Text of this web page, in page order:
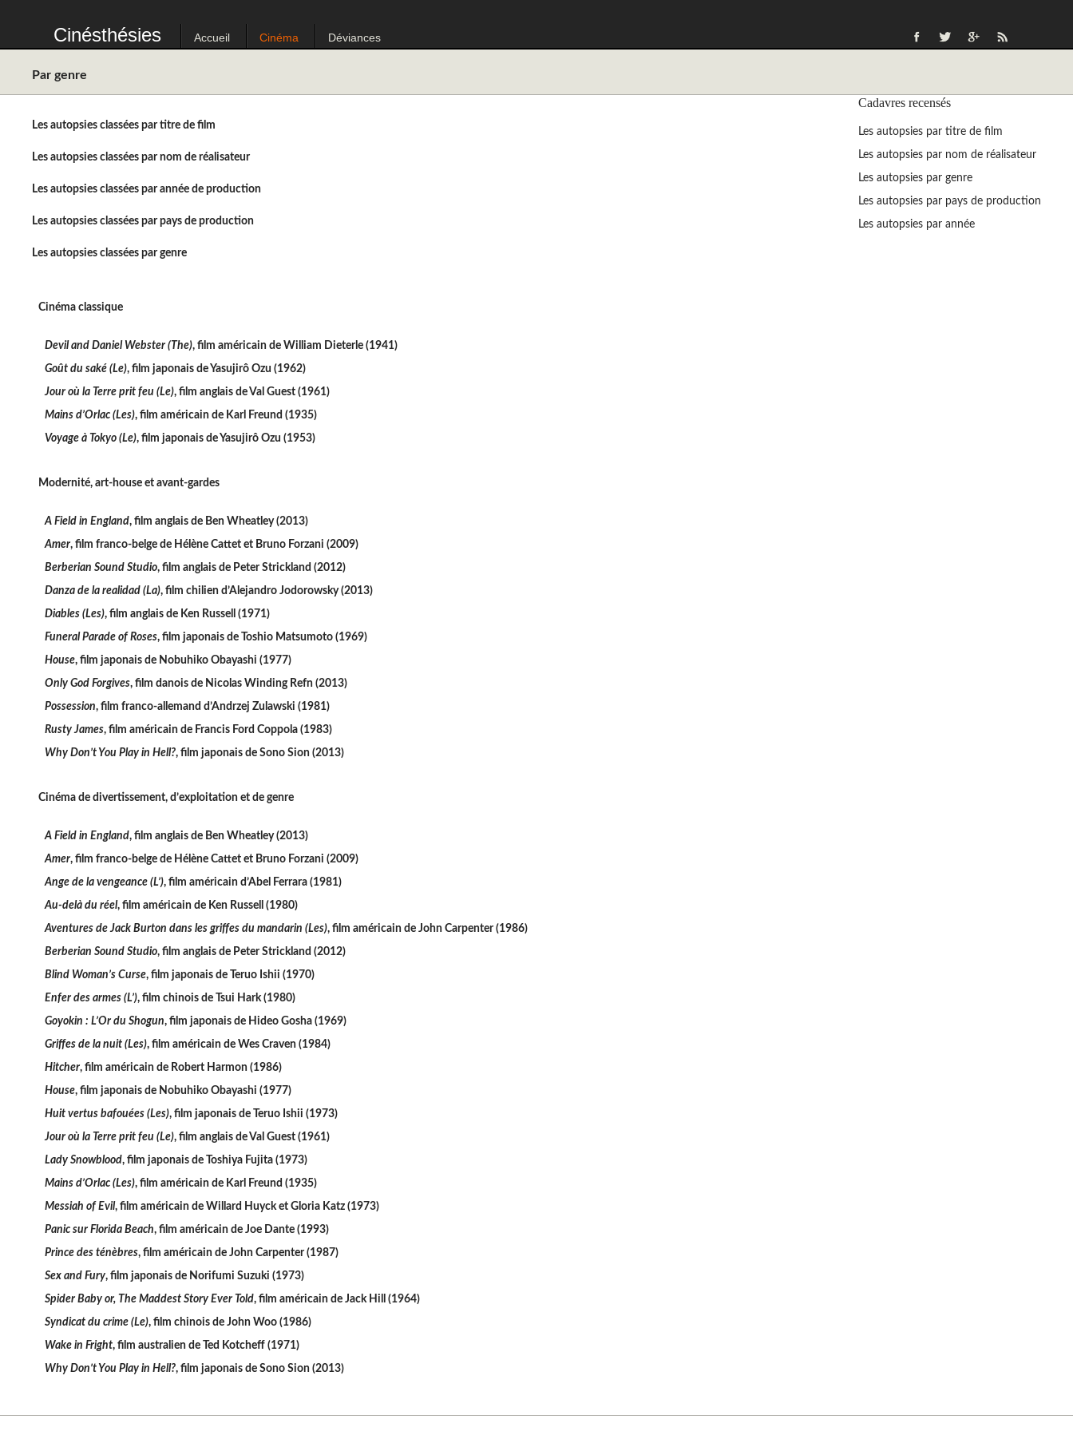
Cinésthésies Accueil Cinéma Déviances
Par genre
Les autopsies classées par titre de film
Les autopsies classées par nom de réalisateur
Les autopsies classées par année de production
Les autopsies classées par pays de production
Les autopsies classées par genre
Cinéma classique
Devil and Daniel Webster (The), film américain de William Dieterle (1941)
Goût du saké (Le), film japonais de Yasujirô Ozu (1962)
Jour où la Terre prit feu (Le), film anglais de Val Guest (1961)
Mains d’Orlac (Les), film américain de Karl Freund (1935)
Voyage à Tokyo (Le), film japonais de Yasujirô Ozu (1953)
Modernité, art-house et avant-gardes
A Field in England, film anglais de Ben Wheatley (2013)
Amer, film franco-belge de Hélène Cattet et Bruno Forzani (2009)
Berberian Sound Studio, film anglais de Peter Strickland (2012)
Danza de la realidad (La), film chilien d’Alejandro Jodorowsky (2013)
Diables (Les), film anglais de Ken Russell (1971)
Funeral Parade of Roses, film japonais de Toshio Matsumoto (1969)
House, film japonais de Nobuhiko Obayashi (1977)
Only God Forgives, film danois de Nicolas Winding Refn (2013)
Possession, film franco-allemand d’Andrzej Zulawski (1981)
Rusty James, film américain de Francis Ford Coppola (1983)
Why Don’t You Play in Hell?, film japonais de Sono Sion (2013)
Cinéma de divertissement, d’exploitation et de genre
A Field in England, film anglais de Ben Wheatley (2013)
Amer, film franco-belge de Hélène Cattet et Bruno Forzani (2009)
Ange de la vengeance (L’), film américain d’Abel Ferrara (1981)
Au-delà du réel, film américain de Ken Russell (1980)
Aventures de Jack Burton dans les griffes du mandarin (Les), film américain de John Carpenter (1986)
Berberian Sound Studio, film anglais de Peter Strickland (2012)
Blind Woman’s Curse, film japonais de Teruo Ishii (1970)
Enfer des armes (L’), film chinois de Tsui Hark (1980)
Goyokin : L’Or du Shogun, film japonais de Hideo Gosha (1969)
Griffes de la nuit (Les), film américain de Wes Craven (1984)
Hitcher, film américain de Robert Harmon (1986)
House, film japonais de Nobuhiko Obayashi (1977)
Huit vertus bafouées (Les), film japonais de Teruo Ishii (1973)
Jour où la Terre prit feu (Le), film anglais de Val Guest (1961)
Lady Snowblood, film japonais de Toshiya Fujita (1973)
Mains d’Orlac (Les), film américain de Karl Freund (1935)
Messiah of Evil, film américain de Willard Huyck et Gloria Katz (1973)
Panic sur Florida Beach, film américain de Joe Dante (1993)
Prince des ténèbres, film américain de John Carpenter (1987)
Sex and Fury, film japonais de Norifumi Suzuki (1973)
Spider Baby or, The Maddest Story Ever Told, film américain de Jack Hill (1964)
Syndicat du crime (Le), film chinois de John Woo (1986)
Wake in Fright, film australien de Ted Kotcheff (1971)
Why Don’t You Play in Hell?, film japonais de Sono Sion (2013)
Cadavres recensés
Les autopsies par titre de film
Les autopsies par nom de réalisateur
Les autopsies par genre
Les autopsies par pays de production
Les autopsies par année